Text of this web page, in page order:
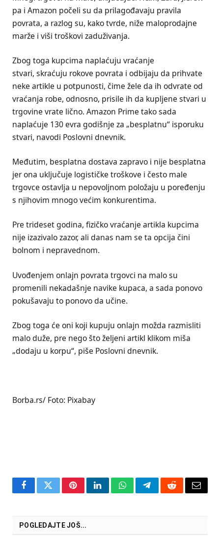
pa i Amazon počeli su da prilagođavaju pravila
povrata, a razlog su, kako tvrde, niže maloprodajne
marže i viši troškovi zaduživanja.
Zbog toga kupcima naplaćuju vraćanje
stvari, skraćuju rokove povrata i odbijaju da prihvate
neke artikle u potpunosti, čime žele da ih odvrate od
vraćanja robe, odnosno, prisile ih da kupljene stvari u
trgovine vrate lično. Amazon Prime tako sada
naplaćuje 130 evra godišnje za „besplatnu“ isporuku
stvari, navodi Poslovni dnevnik.
Međutim, besplatna dostava zapravo i nije besplatna
jer ona uključuje logističke troškove i često male
trgovce ostavlja u nepovoljnom položaju u poređenju
s njihovim mnogo većim konkurentima.
Pre trideset godina, fizičko vraćanje artikla kupcima
nije izazivalo zazor, ali danas nam se ta opcija čini
bolnom i nepravednom.
Uvođenjem onlajn povrata trgovci na malo su
promenili nekadašnje navike kupaca, a sada ponovo
pokušavaju to ponovo da učine.
Zbog toga će oni koji kupuju onlajn možda razmisliti
malo duže, pre nego što željeni artikl klikom miša
„dodaju u korpu“, piše Poslovni dnevnik.
Borba.rs/ Foto: Pixabay
FacebookTwitterPinterestLinkedInWhatsAppTelegramRedditEmail
POGLEDAJTE JOŠ...